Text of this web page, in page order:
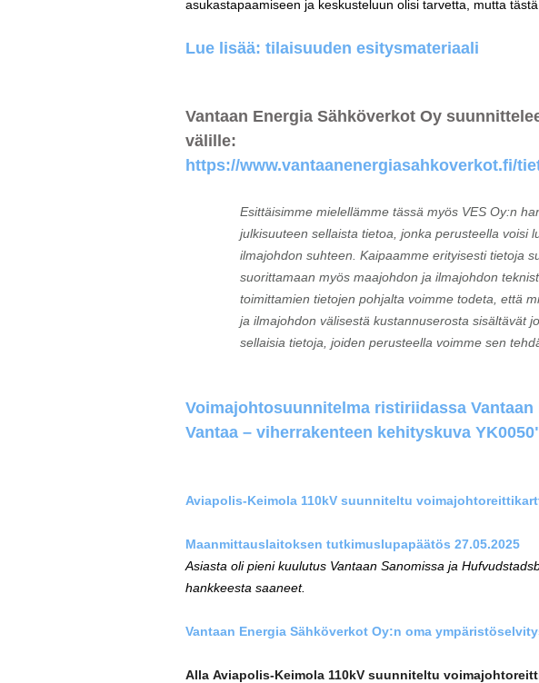
asukastapaamiseen ja keskusteluun olisi tarvetta, mutta
Lue lisää: tilaisuuden esitysmateriaali
Vantaan Energia Sähköverkot Oy
välille:
https://www.vantaanenergiasahkoverkot.fi/
Esittäisimme mielellämme tässä myös VES Oy:n
julkisuuteen sellaista tietoa, jonka perusteella voisi
ilmajohdon suhteen. Kaipaamme erityisesti tietoja
suorittamaan myös maajohdon ja ilmajohdon
toimittamien tietojen pohjalta voimme todeta, että
ja ilmajohdon välisestä kustannuserosta sisältävät
sellaisia tietoja, joiden perusteella voimme sen
Voimajohtosuunnitelma ristiriidassa
Vantaa – viherrakenteen kehityskuva
Aviapolis-Keimola 110kV suunniteltu
Maanmittauslaitoksen tutkimuslupapäätös 27.05.2025
Asiasta olipieni kuulutus Vantaan Sanomissa ja
hankkeesta saaneet.
Vantaan Energia Sähköverkot Oy:n oma
Alla Aviapolis-Keimola 110kV suunniteltu